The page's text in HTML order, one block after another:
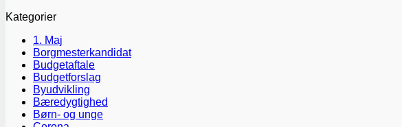
Kategorier
1. Maj
Borgmesterkandidat
Budgetaftale
Budgetforslag
Byudvikling
Bæredygtighed
Børn- og unge